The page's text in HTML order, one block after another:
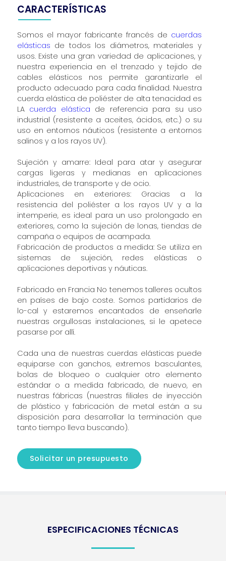
CARACTERÍSTICAS
Somos el mayor fabricante francés de cuerdas
elásticas de todos los diámetros, materiales y
usos. Existe una gran variedad de aplicaciones, y
nuestra experiencia en el trenzado y tejido de
cables elásticos nos permite garantizarle el
producto adecuado para cada finalidad. Nuestra
cuerda elástica de poliéster de alta tenacidad es
LA cuerda elástica de referencia para su uso
industrial (resistente a aceites, ácidos, etc.) o su
uso en entornos náuticos (resistente a entornos
salinos y a los rayos UV).
Sujeción y amarre: Ideal para atar y asegurar
cargas ligeras y medianas en aplicaciones
industriales, de transporte y de ocio.
Aplicaciones en exteriores: Gracias a la
resistencia del poliéster a los rayos UV y a la
intemperie, es ideal para un uso prolongado en
exteriores, como la sujeción de lonas, tiendas de
campaña o equipos de acampada.
Fabricación de productos a medida: Se utiliza en
sistemas de sujeción, redes elásticas o
aplicaciones deportivas y náuticas.
Fabricado en Francia No tenemos talleres ocultos
en países de bajo coste. Somos partidarios de
lo-cal y estaremos encantados de enseñarle
nuestras orgullosas instalaciones, si le apetece
pasarse por allí.
Cada una de nuestras cuerdas elásticas puede
equiparse con ganchos, extremos basculantes,
bolas de bloqueo o cualquier otro elemento
estándar o a medida fabricado, de nuevo, en
nuestras fábricas (nuestras filiales de inyección
de plástico y fabricación de metal están a su
disposición para desarrollar la terminación que
tanto tiempo lleva buscando).
Solicitar un presupuesto
ESPECIFICACIONES TÉCNICAS